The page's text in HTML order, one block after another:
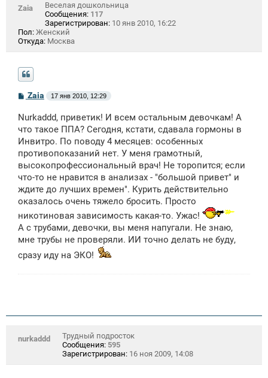
Zaia
Веселая дошкольница
Сообщения: 117
Зарегистрирован: 10 янв 2010, 16:22
Пол: Женский
Откуда: Москва
С
б
щ
н
и
Zaia 17 янв 2010, 12:29
Nurkaddd, приветик! И всем остальным девочкам! А
что такое ППА? Сегодня, кстати, сдавала гормоны в
Инвитро. По поводу 4 месяцев: особенных
противопоказаний нет. У меня грамотный,
высокопрофессиональный врач! Не торопится; если
что-то не нравится в анализах - "большой привет" и
ждите до лучших времен". Курить действительно
оказалось очень тяжело бросить. Просто
никотиновая зависимость какая-то. Ужас!
А с трубами, девочки, вы меня напугали. Не знаю,
мне трубы не проверяли. ИИ точно делать не буду,
сразу иду на ЭКО!
nurkaddd
Трудный подросток
Сообщения: 595
Зарегистрирован: 16 ноя 2009, 14:08